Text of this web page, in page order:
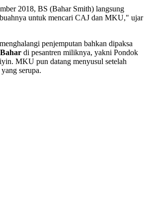
2018, BS (Bahar Smith) langsung
untuk mencari CAJ dan MKU," ujar
penjemputan bahkan dipaksa
di pesantren miliknya, yakni Pondok
MKU pun datang menyusul setelah
serupa.